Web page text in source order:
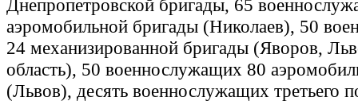
Днепропетровской бригады, 65
аэромобильной бригады (Николаев), 50
24 механизированной бригады (Яворов,
область), 50 военнослужащих 80
(Львов), десять военнослужащих третьего